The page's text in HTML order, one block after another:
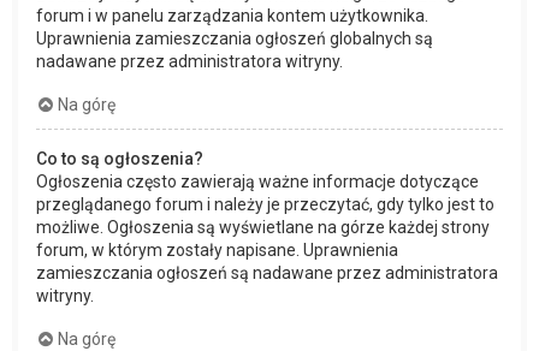
forum i w panelu zarządzania kontem użytkownika.
Uprawnienia zamieszczania ogłoszeń globalnych są
nadawane przez administratora witryny.
Na górę
Co to są ogłoszenia?
Ogłoszenia często zawierają ważne informacje dotyczące
przeglądanego forum i należy je przeczytać, gdy tylko jest to
możliwe. Ogłoszenia są wyświetlane na górze każdej strony
forum, w którym zostały napisane. Uprawnienia
zamieszczania ogłoszeń są nadawane przez administratora
witryny.
Na górę